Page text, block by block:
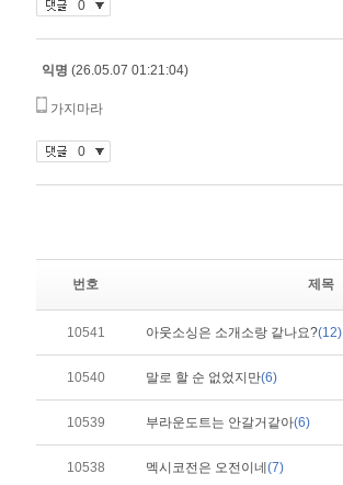
번호 제목
10541 아웃소싱은 소개소랑 같나요?(12)
10540 말로 할 순 없었지만(6)
10539 부라운도트는 안갈거같아(6)
10538 멕시코전은 오전이네 (7)